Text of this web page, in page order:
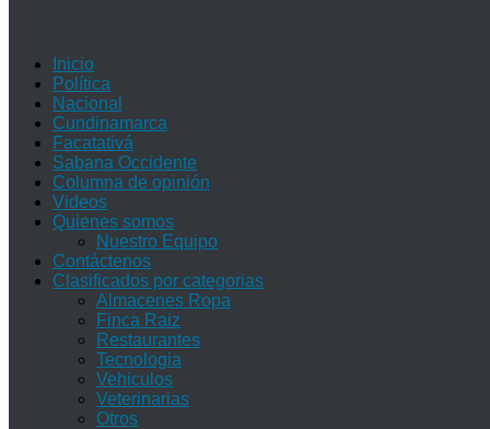
Inicio
Política
Nacional
Cundinamarca
Facatativá
Sabana Occidente
Columna de opinión
Videos
Quienes somos
Nuestro Equipo
Contáctenos
Clasificados por categorias
Almacenes Ropa
Finca Raiz
Restaurantes
Tecnologia
Vehiculos
Veterinarias
Otros